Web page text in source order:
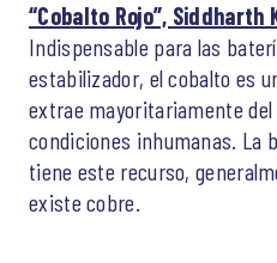
“Cobalto Rojo”, Siddharth
Indispensable para las
estabilizador, el cobalto es
extrae mayoritariamente del
condiciones inhumanas. La
tiene este recurso,
existe cobre.